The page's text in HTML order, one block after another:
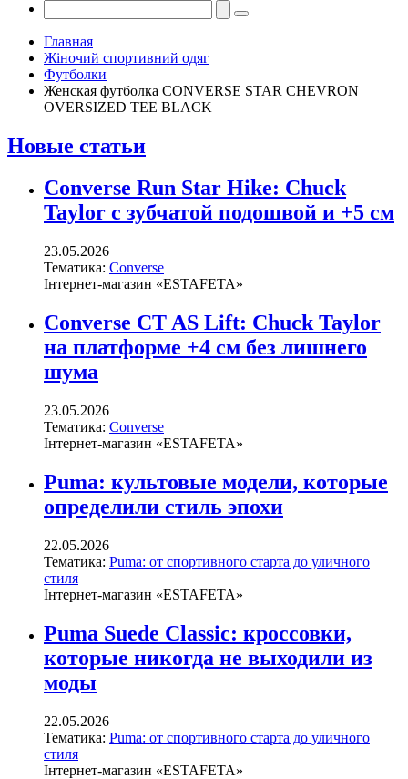
Главная
Жіночий спортивний одяг
Футболки
Женская футболка CONVERSE STAR CHEVRON
OVERSIZED TEE BLACK
Новые статьи
Converse Run Star Hike: Chuck
Taylor с зубчатой подошвой и +5 см
23.05.2026
Тематика: Converse
Інтернет-магазин «ESTAFETA»
Converse CT AS Lift: Chuck Taylor
на платформе +4 см без лишнего
шума
23.05.2026
Тематика: Converse
Інтернет-магазин «ESTAFETA»
Puma: культовые модели, которые
определили стиль эпохи
22.05.2026
Тематика: Puma: от спортивного старта до уличного
стиля
Інтернет-магазин «ESTAFETA»
Puma Suede Classic: кроссовки,
которые никогда не выходили из
моды
22.05.2026
Тематика: Puma: от спортивного старта до уличного
стиля
Інтернет-магазин «ESTAFETA»